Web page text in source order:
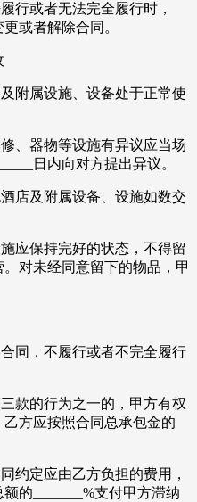
行或者无法完全履行时，
或者解除合同。
附属设施、设备处于正常使
、器物等设施有异议应当场
日内向对方提出异议。
店及附属设备、设施如数交
应保持完好的状态，不得留
对未经同意留下的物品，甲
同，不履行或者不完全履行
款的行为之一的，甲方有权
方应按照合同总承包金的
约定应由乙方负担的费用，
的_______%支付甲方滞纳